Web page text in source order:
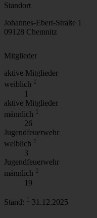
Standort
Johannes-Ebert-Straße 1
09128 Chemnitz Ihre
Einbinden dieses
Mitglieder
aktive Mitglieder
weiblich 1
1
aktive Mitglieder
männlich 1
26
Jugendfeuerwehr
weiblich 1
3
Jugendfeuerwehr
männlich 1
19
Stand: 1 31.12.2025